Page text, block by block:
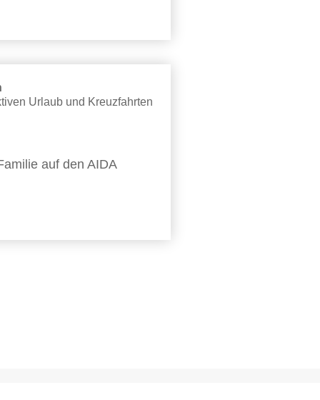
Urlaub und Kreuzfahrten
auf den AIDA